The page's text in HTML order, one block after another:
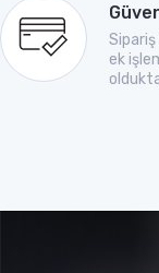
Sipariş
ek